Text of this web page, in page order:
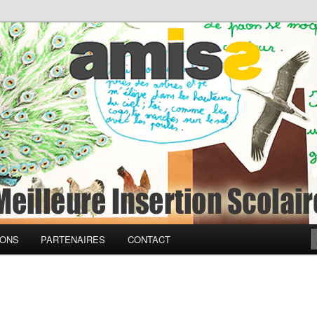
une Meilleure Insertion
PARTENAIRES CONTACT